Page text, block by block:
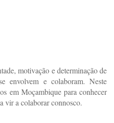
motivação e determinação de
envolvem e colaboram. Neste
em Moçambique para conhecer
vir a colaborar connosco.